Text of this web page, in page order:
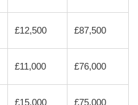
£12,500 £87,500
£11,000 £76,000
£15,000 £75,000